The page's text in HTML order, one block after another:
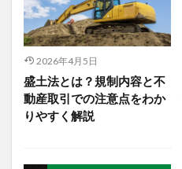
2026年4月5日
盛土法とは？規制内容と不
動産取引での注意点をわか
りやすく解説